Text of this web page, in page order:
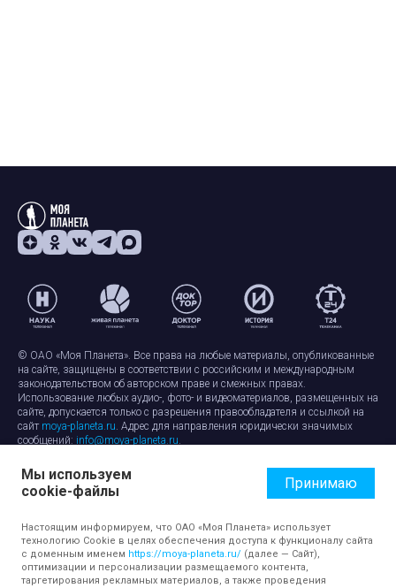
© ОАО «Моя Планета». Все права на любые материалы, опубликованные
на сайте, защищены в соответствии с российским и международным
законодательством об авторском праве и смежных правах.
Использование любых аудио-, фото- и видеоматериалов, размещенных на
сайте, допускается только с разрешения правообладателя и ссылкой на
сайт moya-planeta.ru. Адрес для направления юридически значимых
сообщений: info@moya-planeta.ru.
Правила сайтаРабота с cookie-файлами
Защита персональных данных
Обработка персональных данных
Мы используем
cookie-файлы
Принимаю
Настоящим информируем, что ОАО «Моя Планета» использует
технологию Cookie в целях обеспечения доступа к функционалу сайта
с доменным именем https://moya-planeta.ru/ (далее — Сайт),
оптимизации и персонализации размещаемого контента,
таргетирования рекламных материалов, а также проведения